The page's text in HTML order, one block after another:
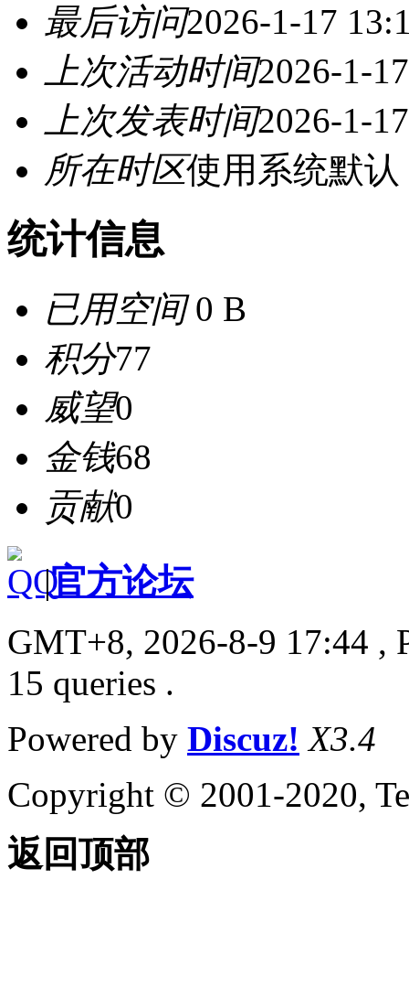
最后访问2026-1-17
上次活动时间2026-1-
上次发表时间2026-1-
所在时区使用系统默认
统计信息
已用空间0 B
积分77
威望0
金钱68
贡献0
|官方论坛
GMT+8, 2026-8-9 17:44 ,
15 queries .
Powered by Discuz! X3.4
Copyright © 2001-2020,
返回顶部